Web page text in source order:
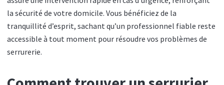
la sécurité de votre domicile. Vous bénéficiez de la
tranquillité d’esprit, sachant qu’un professionnel fiable reste
accessible à tout moment pour résoudre vos problèmes de
serrurerie.